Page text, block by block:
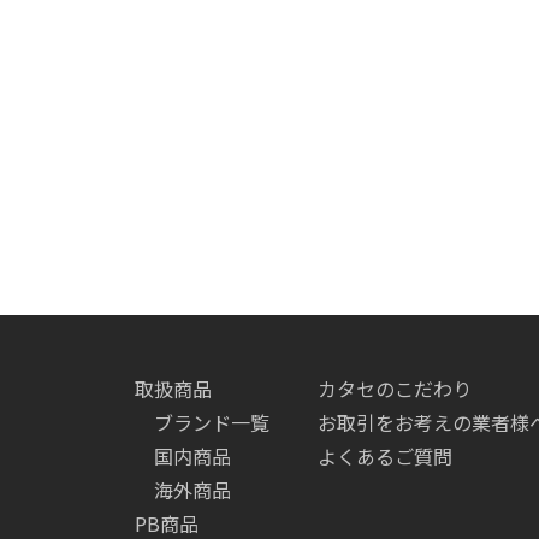
取扱商品
ブランド一覧
国内商品
海外商品
PB商品
カタセのこだわり
お取引をお考えの業者様
よくあるご質問